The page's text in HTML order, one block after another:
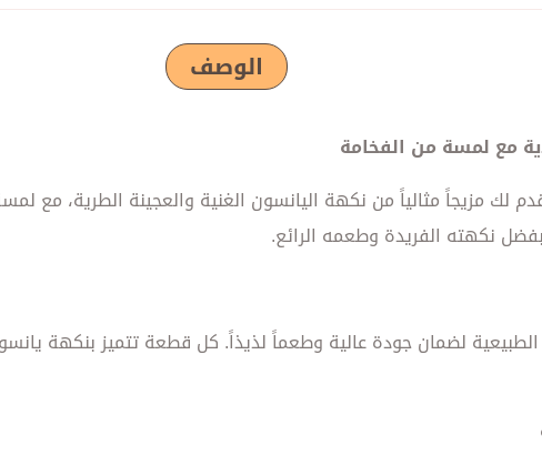
الوصف
مع لمسة من الفخامة
الفاخر من زينة بوزن 200 غرام يقدم لك مزيجاً مثالياً من نكهة اليانسون الغنية
بفضل نكهته الفريدة وطعمه الرائع.
لضمان جودة عالية وطعماً لذيذاً. كل قطعة تتميز بنكهة